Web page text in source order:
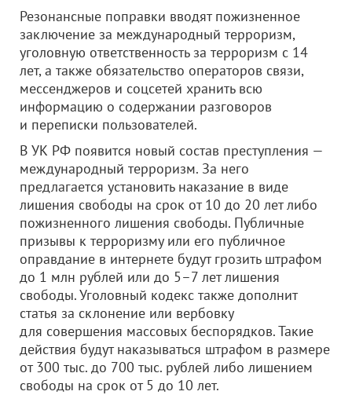
Резонансные поправки вводят пожизненное
заключение за международный терроризм,
уголовную ответственность за терроризм с 14
лет, а также обязательство операторов связи,
мессенджеров и соцсетей хранить всю
информацию о содержании разговоров
и переписки пользователей.
В УК РФ появится новый состав преступления —
международный терроризм. За него
предлагается установить наказание в виде
лишения свободы на срок от 10 до 20 лет либо
пожизненного лишения свободы. Публичные
призывы к терроризму или его публичное
оправдание в интернете будут грозить штрафом
до 1 млн рублей или до 5–7 лет лишения
свободы. Уголовный кодекс также дополнит
статья за склонение или вербовку
для совершения массовых беспорядков. Такие
действия будут наказываться штрафом в размере
от 300 тыс. до 700 тыс. рублей либо лишением
свободы на срок от 5 до 10 лет.